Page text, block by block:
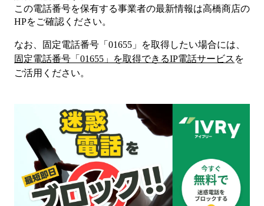
この電話番号を保有する事業者の最新情報は高橋商店の
HPをご確認ください。
なお、固定電話番号「 01655 」を取得したい場合には、
固定電話番号「 01655 」を取得できるIP電話サービス を
ご活用ください。